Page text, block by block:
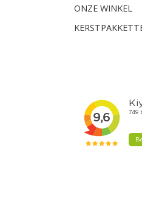
ONZE WINKEL